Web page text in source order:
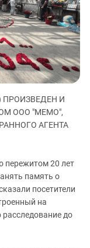
В ЧЕЧНЕ
АКТИВИСТОВ
И ПРОТЕСТЫ
И
ООО "МЕМО",
АГЕНТА
пережитом 20 лет
память о
посетители
на
до